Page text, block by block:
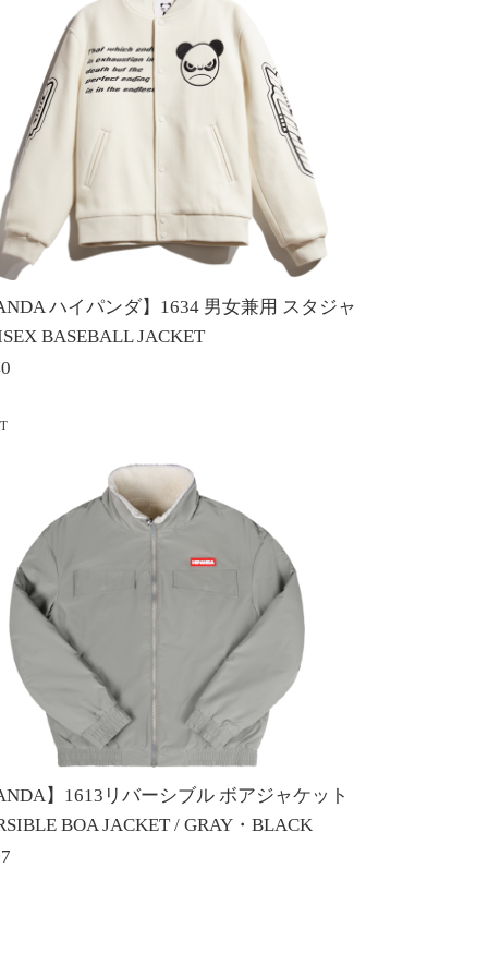
ハイパンダ】1634 男女兼用 スタジャ
BASEBALL JACKET
】1613リバーシブル ボアジャケット
BOA JACKET / GRAY・BLACK